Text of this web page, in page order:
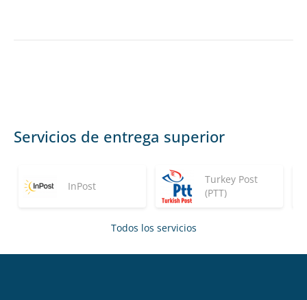
Servicios de entrega superior
InPost
Turkey Post
(PTT)
Todos los servicios